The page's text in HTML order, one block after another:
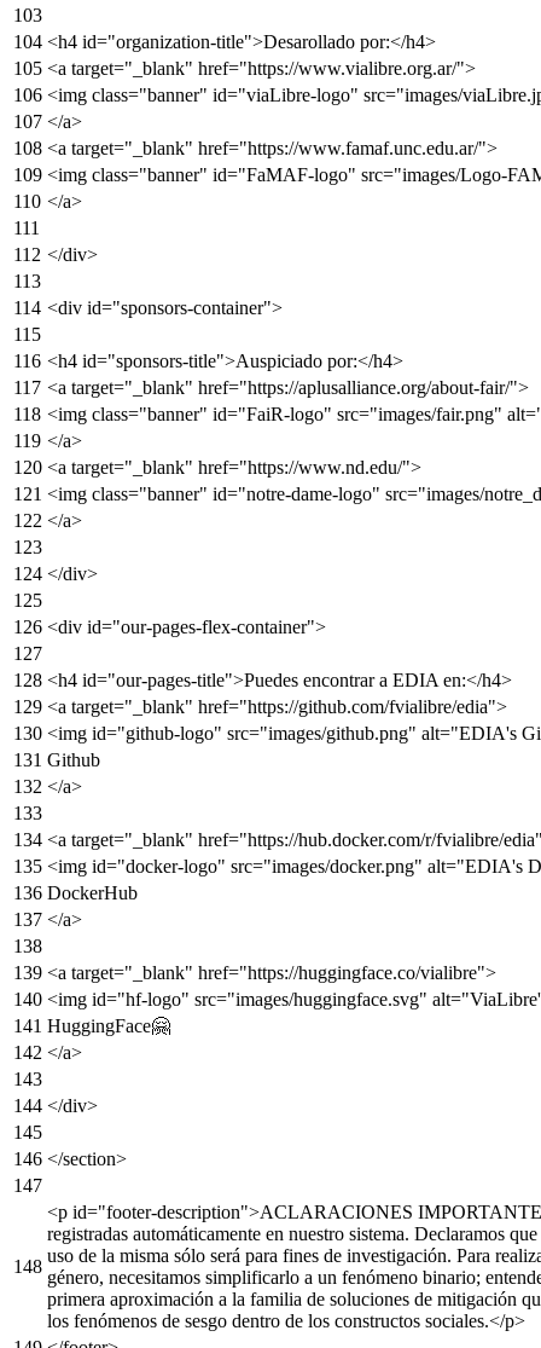
<h4 id="organization-title">Desarollado por:</h4>
<a target="_blank" href="https://www.vialibre.org.ar/">
<img class="banner" id="viaLibre-logo" src="images/
</a>
<a target="_blank" href="https://www.famaf.unc.edu.ar/">
<img class="banner" id="FaMAF-logo" src="images/Logo-
</a>
</div>
<div id="sponsors-container">
<h4 id="sponsors-title">Auspiciado por:</h4>
<a target="_blank" href="https://aplusalliance.org/about-fair/">
<img class="banner" id="FaiR-logo" src="images/fair.png" alt=
</a>
<a target="_blank" href="https://www.nd.edu/">
<img class="banner" id="notre-dame-logo" src="images/
</a>
</div>
<div id="our-pages-flex-container">
<h4 id="our-pages-title">Puedes encontrar a EDIA en:</h4>
<a target="_blank" href="https://github.com/fvialibre/edia">
<img id="github-logo" src="images/github.png" alt="EDIA's
Github
</a>
<a target="_blank" href="https://hub.docker.com/r/fvialibre/
<img id="docker-logo" src="images/docker.png" alt="EDIA's
DockerHub
</a>
<a target="_blank" href="https://huggingface.co/vialibre">
<img id="hf-logo" src="images/huggingface.svg" alt=
HuggingFace🤗
</a>
</div>
</section>
<p id="footer-description">ACLARACIONES
registradas automáticamente en nuestro sistema. Declaramos
uso de la misma sólo será para fines de investigación. Para
género, necesitamos simplificarlo a un fenómeno binario;
primera aproximación a la familia de soluciones de mitigación
los fenómenos de sesgo dentro de los constructos sociales.</p>